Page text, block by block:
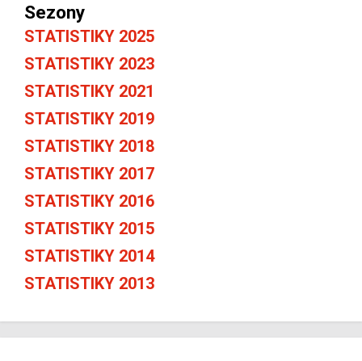
Sezony
STATISTIKY 2025
STATISTIKY 2023
STATISTIKY 2021
STATISTIKY 2019
STATISTIKY 2018
STATISTIKY 2017
STATISTIKY 2016
STATISTIKY 2015
STATISTIKY 2014
STATISTIKY 2013